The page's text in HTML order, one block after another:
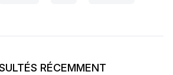
RÉCEMMENT